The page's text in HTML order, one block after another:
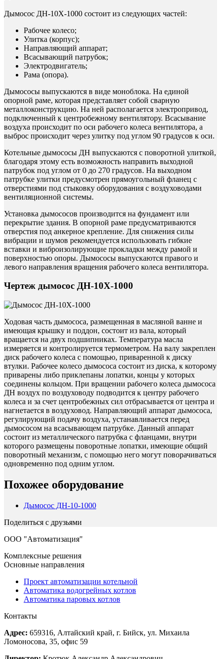
Дымосос ДН-10Х-1000 состоит из следующих частей:
Рабочее колесо;
Улитка (корпус);
Направляющий аппарат;
Всасывающий патрубок;
Электродвигатель;
Рама (опора).
Дымососы выпускаются в виде моноблока. На единой
опорной раме, которая представляет собой сварную
металлоконструкцию. На ней располагается электропривод,
подключенный к центробежному вентилятору. Всасывание
воздуха происходит по оси рабочего колеса вентилятора, а
выброс происходит через улитку под углом 90 градусов к оси.
Котельные дымососы ДН выпускаются с поворотной улиткой,
благодаря этому есть возможность направить выходной
патрубок под углом от 0 до 270 градусов. На выходном
патрубке улитки предусмотрен прямоугольный фланец с
отверстиями под стыковку оборудования с воздуховодами
вентиляционной системы.
Установка дымососов производится на фундамент или
перекрытие здания. В опорной раме предусматриваются
отверстия под анкерное крепление. Для снижения силы
вибрации и шумов рекомендуется использовать гибкие
вставки и виброизолирующие прокладки между рамой и
поверхностью опоры. Дымососы выпускаются правого и
левого направления вращения рабочего колеса вентилятора.
Чертеж дымосос ДН-10Х-1000
Ходовая часть дымососа, размещенная в масляной ванне и
имеющая крышку и поддон, состоит из вала, который
вращается на двух подшипниках. Температура масла
измеряется и контролируется термометром. На валу закреплен
диск рабочего колеса с помощью, приваренной к диску
втулки. Рабочее колесо дымососа состоит из диска, к которому
приварены либо приклепаны лопатки, концы у которых
соединены кольцом. При вращении рабочего колеса дымососа
ДН воздух по воздуховоду подводится к центру рабочего
колеса и за счет центробежных сил отбрасывается от центра и
нагнетается в воздуховод. Направляющий аппарат дымососа,
регулирующий подачу воздуха, устанавливается перед
дымососом на всасывающем патрубке. Данный аппарат
состоит из металлического патрубка с фланцами, внутри
которого размещены поворотные лопатки, имеющие общий
поворотный механизм, с помощью него могут поворачиваться
одновременно под одним углом.
Похожее оборудование
Дымосос ДН-10-1000
Поделиться с друзьями
ООО "Автоматизация"
Комплексные решения
Основные направления
Проект автоматизации котельной
Автоматика водогрейных котлов
Автоматика паровых котлов
Контакты
Адрес: 659316, Алтайский край, г. Бийск, ул. Михаила
Ломоносова, 35, офис 59